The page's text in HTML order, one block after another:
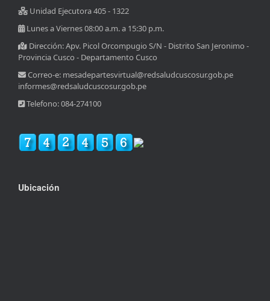
Unidad Ejecutora 405 - 1322
Lunes a Viernes 08:00 a.m. a 15:30 p.m.
Dirección: Apv. Picol Orcompugio S/N - Distrito San Jeronimo -
Provincia Cusco - Departamento Cusco
Correo-e: mesadepartesvirtual@redsaludcuscosur.gob.pe
informes@redsaludcuscosur.gob.pe
Telefono: 084-274100
Ubicación